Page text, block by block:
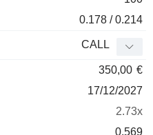
0.178 / 0.214
CALL
350,00 €
17/12/2027
2.73x
0.569